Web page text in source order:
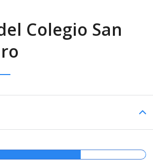
Colegio San